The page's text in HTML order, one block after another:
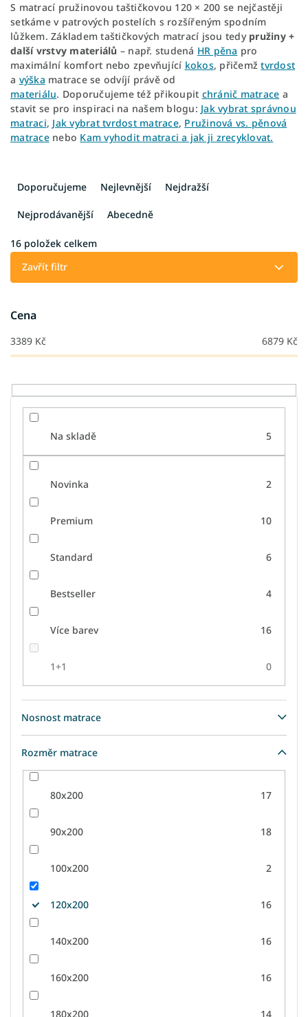
S matrací pružinovou taštičkovou 120 × 200 se nejčastěji
setkáme v patrových postelích s rozšířeným spodním
lůžkem. Základem taštičkových matrací jsou tedy pružiny +
další vrstvy materiálů – např. studená HR pěna pro
maximální komfort nebo zpevňující kokos, přičemžtvrdost
a výška matrace se odvíjí právě od
materiálu. Doporučujeme též přikoupit chránič matrace a
stavit se pro inspiraci na našem blogu: Jak vybrat správnou
matraci, Jak vybrat tvrdost matrace, Pružinová vs. pěnová
matracenebo Kam vyhodit matraci a jak ji zrecyklovat.
í
u
k
t
Doporučujeme Nejlevnější Nejdražší
Nejprodávanější Abecedně
16 položek celkem
Zavřít filtr
Cena
3389 Kč 6879 Kč
Na skladě 5
Novinka 2
Premium 10
Standard 6
Bestseller 4
Více barev 16
1+1 0
Nosnost matrace
Rozměr matrace
80x200 17
90x200 18
100x200 2
120x200 16
140x200 16
160x200 16
180x200 14